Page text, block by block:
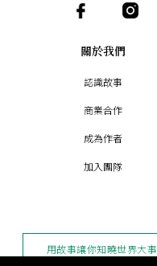
關於我們
認識故事
商業合作
成為作者
加入團隊
用故事讓你知曉世界大事